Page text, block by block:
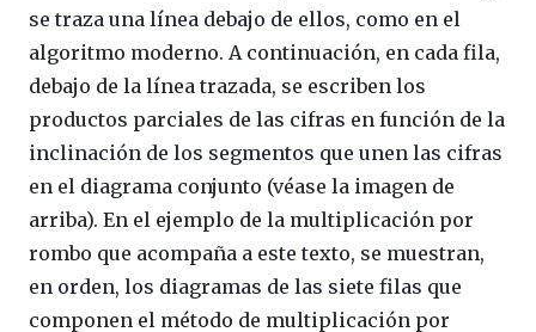
se traza una línea debajo de ellos, como en el
algoritmo moderno. A continuación, en cada fila,
debajo de la línea trazada, se escriben los
productos parciales de las cifras en función de la
inclinación de los segmentos que unen las cifras
en el diagrama conjunto (véase la imagen de
arriba). En el ejemplo de la multiplicación por
rombo que acompaña a este texto, se muestran,
en orden, los diagramas de las siete filas que
componen el método de multiplicación por